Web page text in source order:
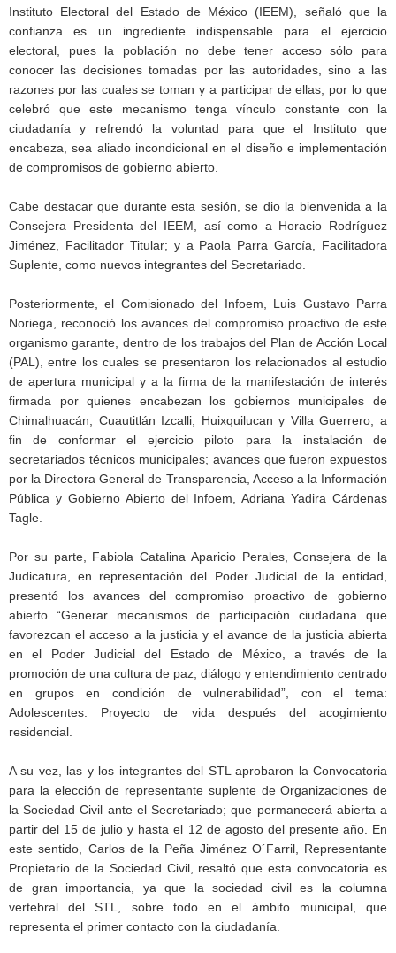
Instituto Electoral del Estado de México (IEEM), señaló que la
confianza es un ingrediente indispensable para el ejercicio
electoral, pues la población no debe tener acceso sólo para
conocer las decisiones tomadas por las autoridades, sino a las
razones por las cuales se toman y a participar de ellas; por lo que
celebró que este mecanismo tenga vínculo constante con la
ciudadanía y refrendó la voluntad para que el Instituto que
encabeza, sea aliado incondicional en el diseño e implementación
de compromisos de gobierno abierto.
Cabe destacar que durante esta sesión, se dio la bienvenida a la
Consejera Presidenta del IEEM, así como a Horacio Rodríguez
Jiménez, Facilitador Titular; y a Paola Parra García, Facilitadora
Suplente, como nuevos integrantes del Secretariado.
Posteriormente, el Comisionado del Infoem, Luis Gustavo Parra
Noriega, reconoció los avances del compromiso proactivo de este
organismo garante, dentro de los trabajos del Plan de Acción Local
(PAL), entre los cuales se presentaron los relacionados al estudio
de apertura municipal y a la firma de la manifestación de interés
firmada por quienes encabezan los gobiernos municipales de
Chimalhuacán, Cuautitlán Izcalli, Huixquilucan y Villa Guerrero, a
fin de conformar el ejercicio piloto para la instalación de
secretariados técnicos municipales; avances que fueron expuestos
por la Directora General de Transparencia, Acceso a la Información
Pública y Gobierno Abierto del Infoem, Adriana Yadira Cárdenas
Tagle.
Por su parte, Fabiola Catalina Aparicio Perales, Consejera de la
Judicatura, en representación del Poder Judicial de la entidad,
presentó los avances del compromiso proactivo de gobierno
abierto “Generar mecanismos de participación ciudadana que
favorezcan el acceso a la justicia y el avance de la justicia abierta
en el Poder Judicial del Estado de México, a través de la
promoción de una cultura de paz, diálogo y entendimiento centrado
en grupos en condición de vulnerabilidad”, con el tema:
Adolescentes. Proyecto de vida después del acogimiento
residencial.
A su vez, las y los integrantes del STL aprobaron la Convocatoria
para la elección de representante suplente de Organizaciones de
la Sociedad Civil ante el Secretariado; que permanecerá abierta a
partir del 15 de julio y hasta el 12 de agosto del presente año. En
este sentido, Carlos de la Peña Jiménez O´Farril, Representante
Propietario de la Sociedad Civil, resaltó que esta convocatoria es
de gran importancia, ya que la sociedad civil es la columna
vertebral del STL, sobre todo en el ámbito municipal, que
representa el primer contacto con la ciudadanía.